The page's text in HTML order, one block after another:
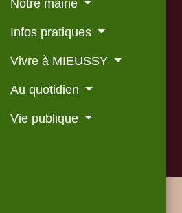
Notre mairie
Infos pratiques
Vivre à MIEUSSY
Au quotidien
Vie publique